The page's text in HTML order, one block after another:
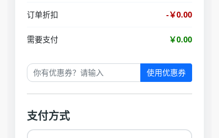
订单折扣 -￥0.00
需要支付 ￥0.00
使用优惠券
支付方式